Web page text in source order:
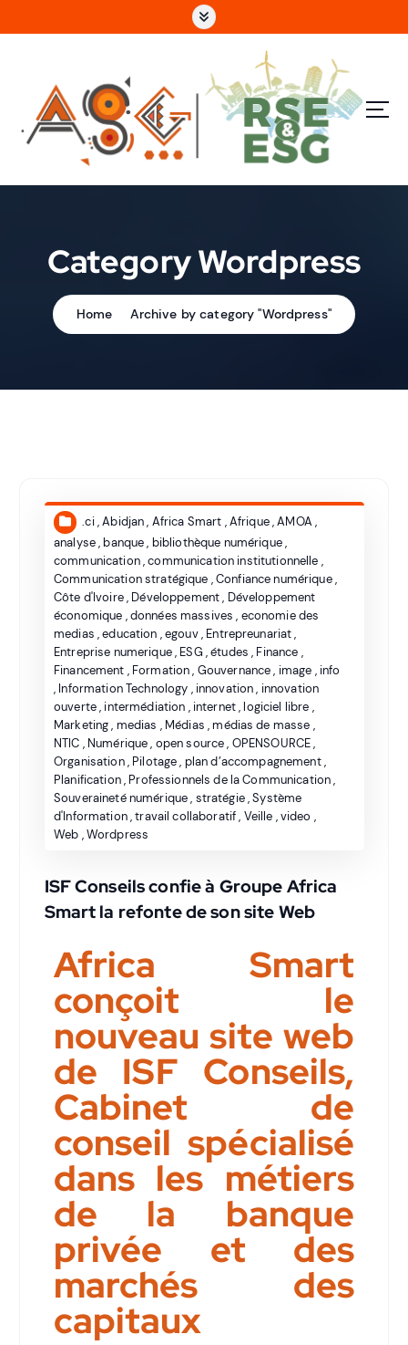
Category Wordpress
Home Archive by category "Wordpress"
.ci,Abidjan, Africa Smart ,Afrique,AMOA ,
analyse,banque, bibliothèque numérique,
communication,communication institutionnelle ,
Communication stratégique ,Confiance numérique,
Côte d'Ivoire, Développement, Développement
économique ,données massives , economie des
medias ,education ,egouv, Entrepreunariat,
Entreprise numerique, ESG ,études , Finance ,
Financement , Formation, Gouvernance, image , info
, Information Technology , innovation, innovation
ouverte, intermédiation , internet,logiciel libre ,
Marketing, medias , Médias ,médias de masse ,
NTIC , Numérique, open source, OPENSOURCE,
Organisation, Pilotage, plan d’accompagnement,
Planification, Professionnels de la Communication,
Souveraineté numérique, stratégie,Système
d'Information,travail collaboratif, Veille ,video ,
Web ,Wordpress
ISF Conseils confie à Groupe Africa
Smart la refonte de son site Web
Africa Smart
conçoit le
nouveau site web
de ISF Conseils,
Cabinet de
conseil spécialisé
dans les métiers
de la banque
privée et des
marchés des
capitaux